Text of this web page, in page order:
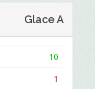
Glace A
10
1